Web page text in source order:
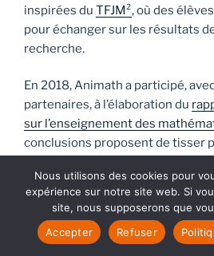
inspirées du TFJM², où des
pour échanger sur les résultats
recherche.
En 2018, Animath a participé,
partenaires, à l’élaboration du
sur l’enseignement des
conclusions proposent de tisser
des mathématiques pour
liée à l’apprentissage. Animath
avec leMinistère de l’Éducation
en pratique les mesures
Nous utilisons des cookies pour
expérience sur notre site web. Si
site, nous supposerons que
Accepter
Refuser